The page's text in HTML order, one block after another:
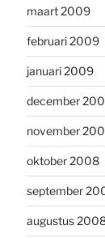
maart 2009
februari 2009
januari 2009
december
november
oktober 2008
september
augustus